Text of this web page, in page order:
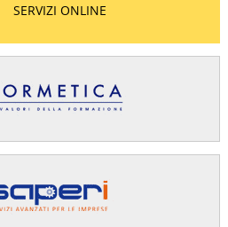
SERVIZI ONLINE